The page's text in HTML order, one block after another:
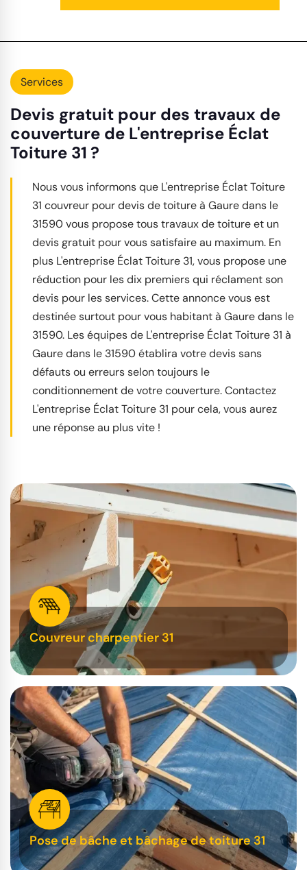
Services
Devis gratuit pour des travaux de
couverture de L'entreprise Éclat
Toiture 31 ?
Nous vous informons que L'entreprise Éclat Toiture
31 couvreur pour devis de toiture à Gaure dans le
31590 vous propose tous travaux de toiture et un
devis gratuit pour vous satisfaire au maximum. En
plus L'entreprise Éclat Toiture 31, vous propose une
réduction pour les dix premiers qui réclament son
devis pour les services. Cette annonce vous est
destinée surtout pour vous habitant à Gaure dans le
31590. Les équipes de L'entreprise Éclat Toiture 31 à
Gaure dans le 31590 établira votre devis sans
défauts ou erreurs selon toujours le
conditionnement de votre couverture. Contactez
L'entreprise Éclat Toiture 31 pour cela, vous aurez
une réponse au plus vite !
Couvreur charpentier 31
Pose de bâche et bâchage de toiture 31